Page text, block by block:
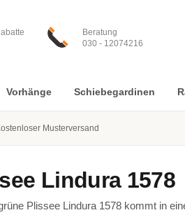
Beratung
030 - 12074216
Musterversand
Vorhänge Schiebegardinen
Lindura 1578
Plissee Lindura 1578 kommt in